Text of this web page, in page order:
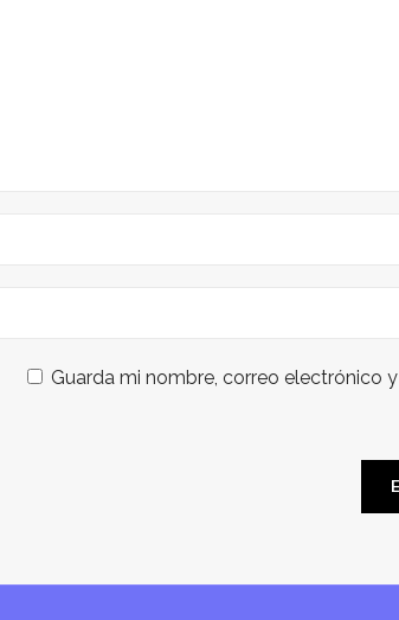
Guarda mi nombre, correo electrónico